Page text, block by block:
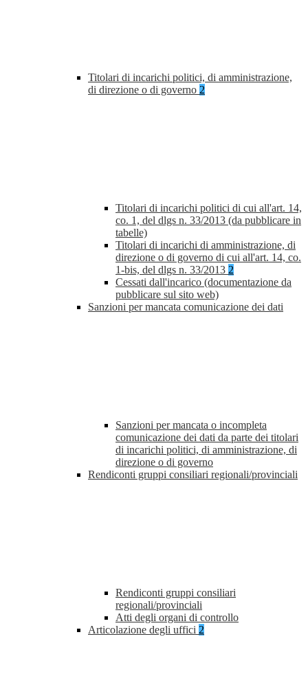
Titolari di incarichi politici, di amministrazione,
di direzione o di governo 2
Titolari di incarichi politici di cui all'art. 14,
co. 1, del dlgs n. 33/2013 (da pubblicare in
tabelle)
Titolari di incarichi di amministrazione, di
direzione o di governo di cui all'art. 14, co.
1-bis, del dlgs n. 33/2013 2
Cessati dall'incarico (documentazione da
pubblicare sul sito web)
Sanzioni per mancata comunicazione dei dati
Sanzioni per mancata o incompleta
comunicazione dei dati da parte dei titolari
di incarichi politici, di amministrazione, di
direzione o di governo
Rendiconti gruppi consiliari regionali/provinciali
Rendiconti gruppi consiliari
regionali/provinciali
Atti degli organi di controllo
Articolazione degli uffici 2